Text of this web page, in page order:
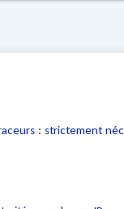
: strictement